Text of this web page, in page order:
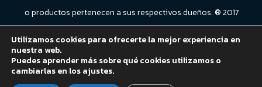
o productos pertenecen a sus respectivos dueños. ® 2017
Aviso de Privacidad
Utilizamos cookies para ofrecerte la mejor experiencia en
nuestra web.
Puedes aprender más sobre qué cookies utilizamos o
cambiarlas en los ajustes.